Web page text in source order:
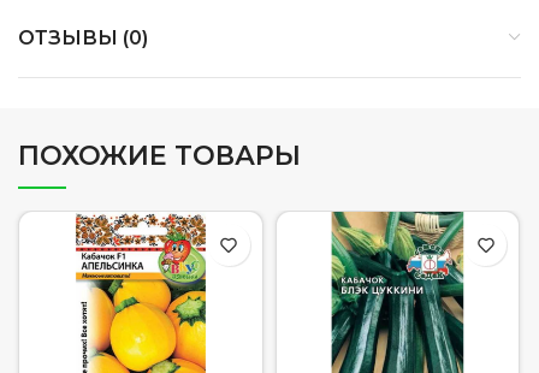
ОТЗЫВЫ (0)
ПОХОЖИЕ ТОВАРЫ